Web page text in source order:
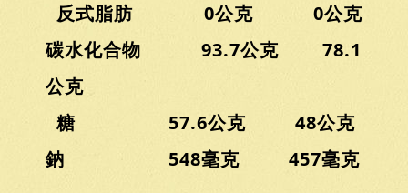
反式脂肪 0公克 0公克
碳水化合物 93.7公克 78.1
公克
糖 57.6公克 48公克
鈉 548毫克 457毫克